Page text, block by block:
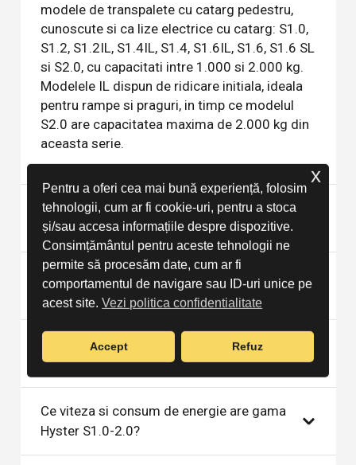
Pentru a oferi cea mai bună experiență, folosim
tehnologii, cum ar fi cookie-uri, pentru a stoca
și/sau accesa informațiile despre dispozitive.
Consimțământul pentru aceste tehnologii ne
permite să procesăm date, cum ar fi
comportamentul de navigare sau ID-uri unice pe
acest site.Vezi politica confidentialitate
Accept Refuz
x
modele de transpalete cu catarg pedestru,
cunoscute si ca lize electrice cu catarg: S1.0,
S1.2, S1.2IL, S1.4IL, S1.4, S1.6IL, S1.6, S1.6 SL
si S2.0, cu capacitati intre 1.000 si 2.000 kg.
Modelele IL dispun de ridicare initiala, ideala
pentru rampe si praguri, in timp ce modelul
S2.0 are capacitatea maxima de 2.000 kg din
aceasta serie.
Ce inseamna ridicarea initiala IL pe
transpaletele Hyster S1.2-1.6 IL?
Ce inaltime maxima de ridicare au lize
electrice cu catarg Hyster S1.0-2.0?
Ce baterii sunt disponibile pentru liza
electrica cu catarg Hyster S1.0-2.0?
Ce viteza si consum de energie are gama
Hyster S1.0-2.0?